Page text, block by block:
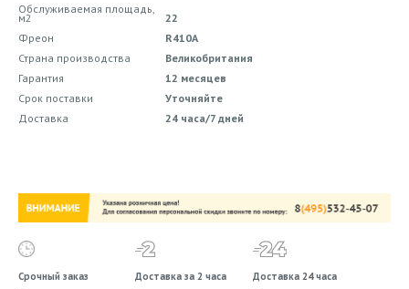
Обслуживаемая площадь,
м2
22
Фреон
R410A
Страна производства
Великобритания
Гарантия
12 месяцев
Срок поставки
Уточняйте
Доставка
24 часа/7 дней
Срочный заказ Доставка за 2 часа Доставка 24 часа